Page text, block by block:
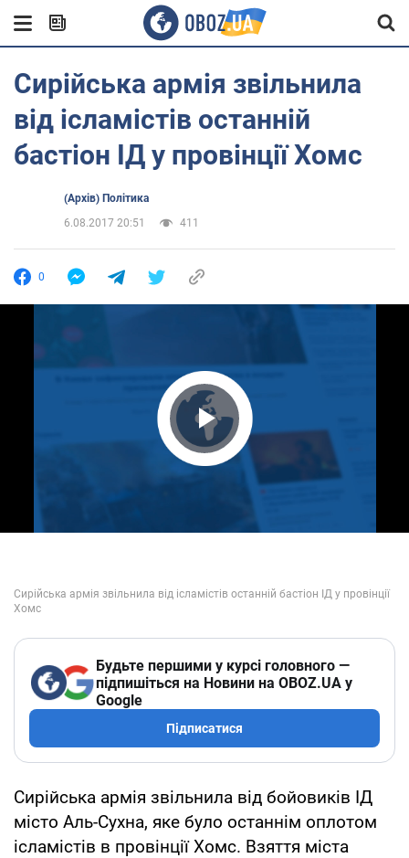
Сирійська армія звільнила
від ісламістів останній
бастіон ІД у провінції Хомс
(Архів) Політика
6.08.2017 20:51
411
0
Play Video
Будьте першими у курсі головного —
підпишіться на Новини на OBOZ.UA у
Google
Підписатися
Сирійська армія звільнила від бойовиків ІД
місто Аль-Сухна, яке було останнім оплотом
ісламістів в провінції Хомс. Взяття міста